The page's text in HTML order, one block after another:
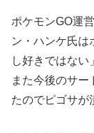
ポケモンGO運
ン・ハンケ氏は
し好きではない
また今後のサ
たのでピゴサが